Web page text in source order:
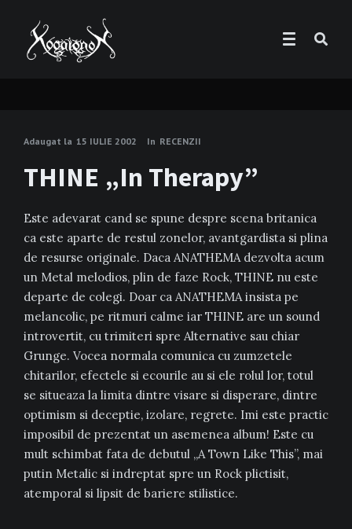
Adaugat la 15 IULIE 2002 In RECENZII
THINE „In Therapy”
Este adevarat cand se spune despre scena britanica
ca este aparte de restul zonelor, avantgardista si plina
de resurse originale. Daca ANATHEMA dezvolta acum
un Metal melodios, plin de faze Rock, THINE nu este
departe de colegi. Doar ca ANATHEMA insista pe
melancolic, pe ritmuri calme iar THINE are un sound
introvertit, cu trimiteri spre Alternative sau chiar
Grunge. Vocea normala comunica cu zumzetele
chitarilor, efectele si ecourile au si ele rolul lor, totul
se situeaza la limita dintre visare si disperare, dintre
optimism si deceptie, izolare, regrete. Imi este practic
imposibil de prezentat un asemenea album! Este cu
mult schimbat fata de debutul „A Town Like This”, mai
putin Metalic si indreptat spre un Rock plictisit,
atemporal si lipsit de bariere stilistice.